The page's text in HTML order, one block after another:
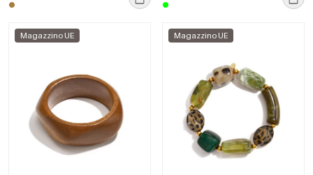
Magazzino UE Magazzino UE